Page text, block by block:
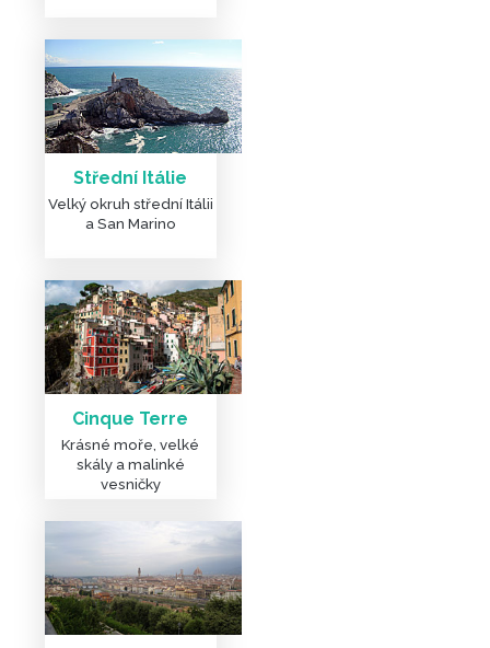
DALŠÍ ČLÁNKY A FOTKY
Střední Itálie
Velký okruh střední Itálii
a San Marino
Cinque Terre
Krásné moře, velké
skály a malinké
vesničky